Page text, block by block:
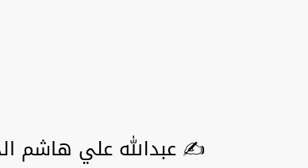
✍️ عبدالله علي هاشم